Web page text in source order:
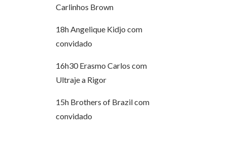
Carlinhos Brown
18h Angelique Kidjo com
convidado
16h30 Erasmo Carlos com
Ultraje a Rigor
15h Brothers of Brazil com
convidado